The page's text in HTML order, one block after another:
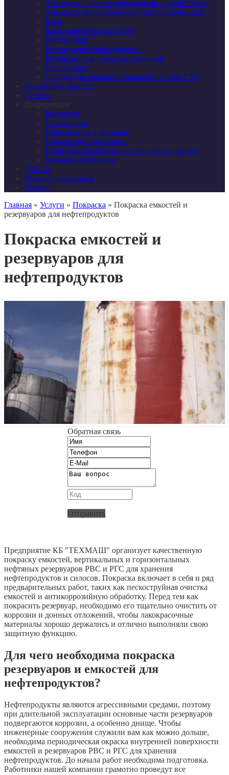
Аппараты с перемешивающими устройствами
Аппараты теплообменные (теплообменники)
Баки
Баки горячей воды БАГВ
Отстойники
Резервуарное оборудование
Ресиверы газа и воздухосборники
Сепараторы
Сосуды для хранения сжиженного газа СУГ
Подземные емкости
Силосы
Контакты
О компании
Информация о доставке
Презентация компании
Политика обработки персональных данных
Условия соглашения
ГОСТы
Ремонт резервуаров
Услуги
Главная » Услуги » Покраска » Покраска емкостей и
резервуаров для нефтепродуктов
Покраска емкостей и
резервуаров для
нефтепродуктов
Обратная связь
Отправить
Предприятие КБ "ТЕХМАШ" организует качественную
покраску емкостей, вертикальных и горизонтальных
нефтяных резервуаров РВС и РГС для хранения
нефтепродуктов и силосов. Покраска включает в себя и ряд
предварительных работ, таких как пескоструйная очистка
емкостей и антикоррозийную обработку. Перед тем как
покрасить резервуар, необходимо его тщательно очистить от
коррозии и донных отложений, чтобы лакокрасочные
материалы хорошо держались и отлично выполняли свою
защитную функцию.
Для чего необходима покраска
резервуаров и емкостей для
нефтепродуктов?
Нефтепродукты являются агрессивными средами, поэтому
при длительной эксплуатации основные части резервуаров
подвергаются коррозии, а особенно днище. Чтобы
инженерные сооружения служили вам как можно дольше,
необходима периодическая окраска внутренней поверхности
емкостей и резервуаров РВС и РГС для хранения
нефтепродуктов. До начала работ необходима подготовка.
Работники нашей компании грамотно проведут все